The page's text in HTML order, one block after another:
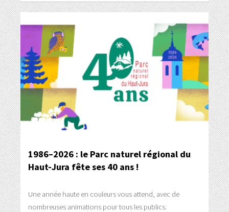
1986–2026 : le Parc naturel régional du
Haut-Jura fête ses 40 ans !
Une année haute en couleurs vous attend, avec de
nombreuses animations pour tous les publics.